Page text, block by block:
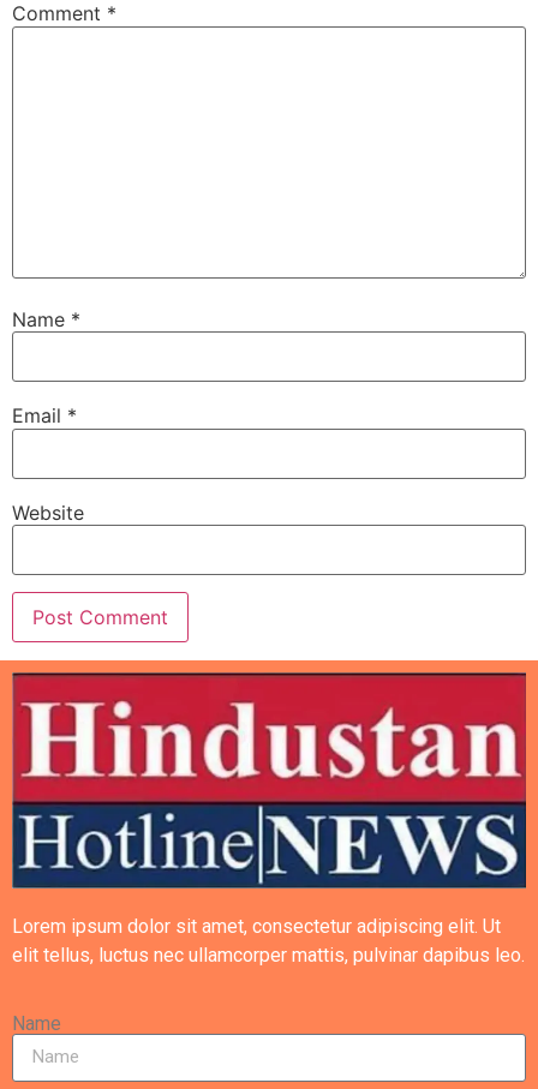
Comment *
Name *
Email *
Website
Lorem ipsum dolor sit amet, consectetur adipiscing elit. Ut
elit tellus, luctus nec ullamcorper mattis, pulvinar dapibus leo.
Name